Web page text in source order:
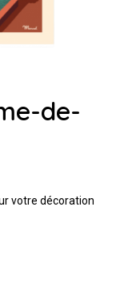
de-
votre décoration